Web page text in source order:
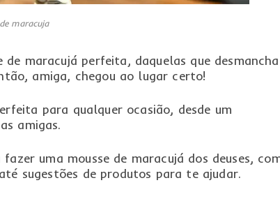
maracuja
maracujá perfeita, daquelas que
amiga, chegou ao lugar certo!
para qualquer ocasião, desde um
amigas.
uma mousse de maracujá dos deuses,
sugestões de produtos para te ajudar.